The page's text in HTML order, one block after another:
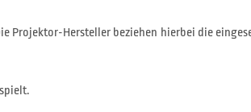
Projektor-Hersteller beziehen hierbei die